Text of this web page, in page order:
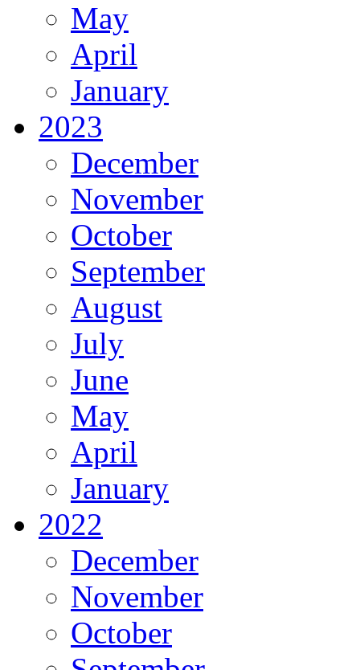
May
April
January
2023
December
November
October
September
August
July
June
May
April
January
2022
December
November
October